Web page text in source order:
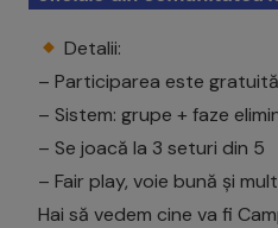
Detalii:
– Participarea este gratuită
– Sistem: grupe + faze
– Se joacă la 3 seturi din 5
– Fair play, voie bună și
Hai să vedem cine va fi